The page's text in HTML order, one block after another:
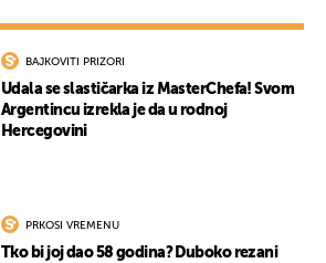
BAJKOVITI PRIZORI
Udala se slastičarka iz MasterChefa! Svom
Argentincu izrekla je da u rodnoj
Hercegovini
PRKOSI VREMENU
Tko bi joj dao 58 godina? Duboko rezani